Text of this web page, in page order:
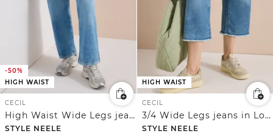
-50%
HIGH WAIST
CECIL
High Waist Wide Legs jeans in Loose Fit
STYLE NEELE
HIGH WAIST
CECIL
3/4 Wide Legs jeans in Loose Fit
STYLE NEELE